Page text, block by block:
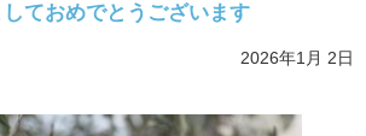
ておめでとうございます
2026年1月 2日